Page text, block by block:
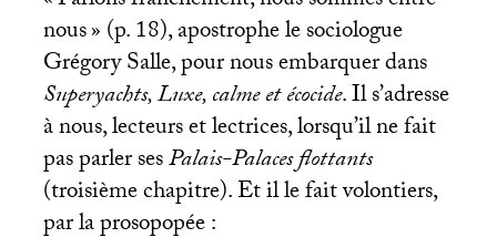
nous» (p. 18), apostrophe le sociologue
Grégory Salle, pour nous embarquer dans
Superyachts, Luxe, calme et écocide. Il s’adresse
à nous, lecteurs et lectrices, lorsqu’il ne fait
pas parler sesPalais-Palaces flottants
(troisième chapitre). Et il le fait volontiers,
par la prosopopée :